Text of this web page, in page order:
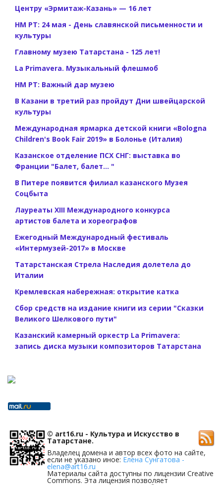
Центру «Эрмитаж-Казань» — 16 лет
НМ РТ: 24 мая - День славянской письменности и
культуры
Главному музею Татарстана - 125 лет!
La Primavera. Музыкальный флешмоб
НМ РТ: Важный дар музею
В Казани в третий раз пройдут Дни швейцарской
культуры
Международная ярмарка детской книги «Bologna
Children's Book Fair 2019» в Болонье (Италия)
Казанское отделение ПСХ СНГ: выставка во
Франции "Балет, балет... "
В Питере появится филиал казанского Музея
Соцбыта
Лауреаты XIII Международного конкурса
артистов балета и хореографов
Ежегодный Международный фестиваль
«Интермузей-2017» в Москве
Татарстанская Стрела Наследия долетела до
Италии
Кремлевская набережная: открытие катка
Сбор средств на издание книги из серии "Сказки
Великого Шелкового пути"
Казанский камерный оркестр La Primavera:
запись диска музыки композиторов Татарстана
© art16.ru - Культура и Искусство в
Татарстане.
Владелец домена и автор всех фото на сайте,
если не указано иное: Елена Сунгатова -
elena@art16.ru
Материалы сайта доступны по лицензии Creative
Commons. Эта лицензия позволяет